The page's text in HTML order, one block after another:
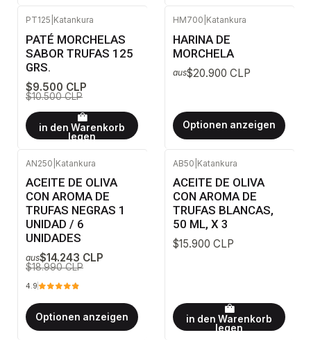
PT125 Katankura
PATÉ MORCHELAS
SABOR TRUFAS 125
GRS.
$9.500 CLP
$10.500 CLP
in den Warenkorb
legen
HM700 Katankura
HARINA DE
MORCHELA
aus$20.900 CLP
Optionen anzeigen
AN250 Katankura
ACEITE DE OLIVA
CON AROMA DE
TRUFAS NEGRAS 1
UNIDAD / 6
UNIDADES
aus$14.243 CLP
$18.990 CLP
4.9
Optionen anzeigen
AB50 Katankura
ACEITE DE OLIVA
CON AROMA DE
TRUFAS BLANCAS,
50 ML, X 3
$15.900 CLP
in den Warenkorb
legen